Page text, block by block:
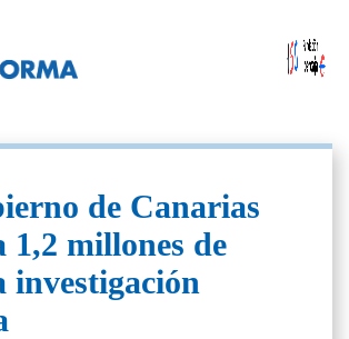
de Canarias
1,2 millones de
investigación